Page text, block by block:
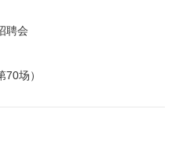
聘会
场）